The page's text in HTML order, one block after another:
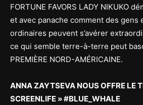
FORTUNE FAVORS LADY NIKUKO
et avec panache comment des gens
ordinaires peuvent s’avérer
ce qui semble terre-à-terre peut
PREMIÈRE NORD-AMÉRICAINE.
ANNA ZAYTSEVA NOUS OFFRE LE
SCREENLIFE » #BLUE_WHALE